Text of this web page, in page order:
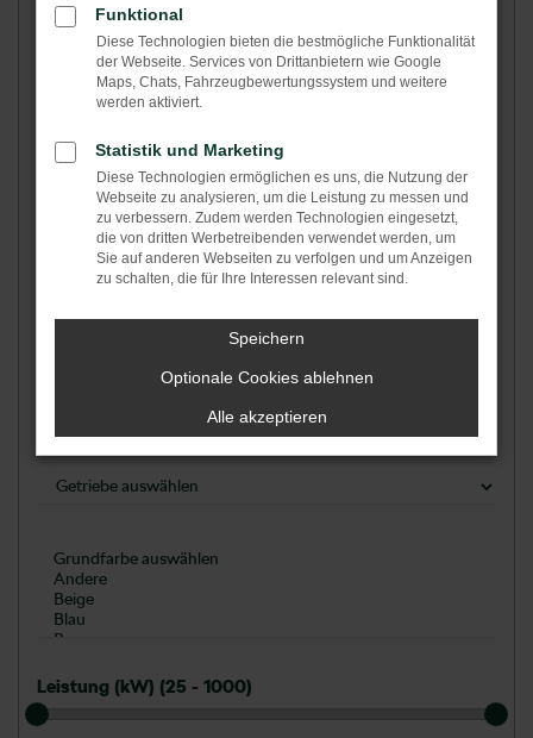
Hersteller*
Leistung (kW) (25 - 1000)
Funktional
Diese Technologien bieten die bestmögliche Funktionalität
der Webseite. Services von Drittanbietern wie Google
Maps, Chats, Fahrzeugbewertungssystem und weitere
werden aktiviert.
Statistik und Marketing
Diese Technologien ermöglichen es uns, die Nutzung der
Webseite zu analysieren, um die Leistung zu messen und
zu verbessern. Zudem werden Technologien eingesetzt,
die von dritten Werbetreibenden verwendet werden, um
Sie auf anderen Webseiten zu verfolgen und um Anzeigen
zu schalten, die für Ihre Interessen relevant sind.
Speichern
Optionale Cookies ablehnen
Alle akzeptieren